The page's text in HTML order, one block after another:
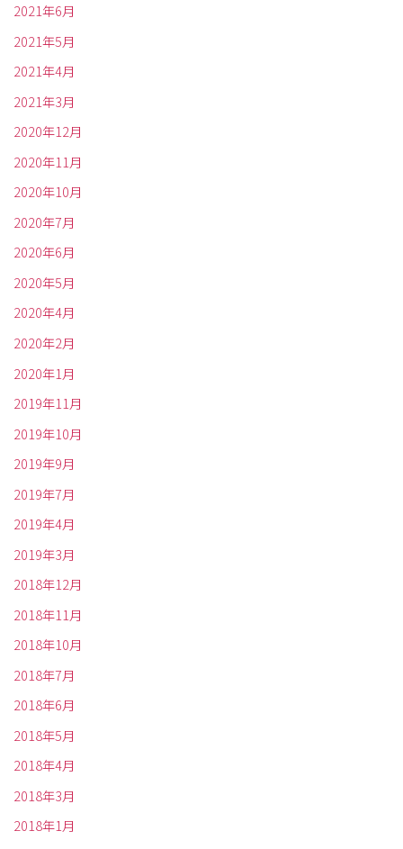
2021年6月
2021年5月
2021年4月
2021年3月
2020年12月
2020年11月
2020年10月
2020年7月
2020年6月
2020年5月
2020年4月
2020年2月
2020年1月
2019年11月
2019年10月
2019年9月
2019年7月
2019年4月
2019年3月
2018年12月
2018年11月
2018年10月
2018年7月
2018年6月
2018年5月
2018年4月
2018年3月
2018年1月